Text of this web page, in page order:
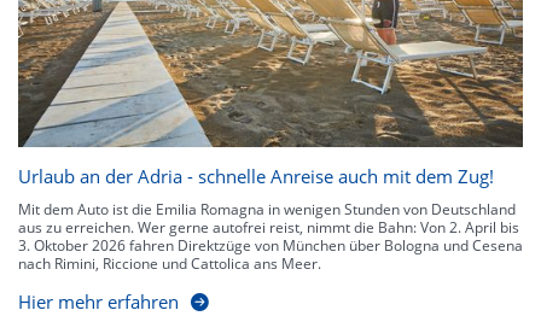
Urlaub an der Adria - schnelle Anreise auch mit dem Zug!
Mit dem Auto ist die Emilia Romagna in wenigen Stunden von Deutschland
aus zu erreichen. Wer gerne autofrei reist, nimmt die Bahn: Von 2. April bis
3. Oktober 2026 fahren Direktzüge von München über Bologna und Cesena
nach Rimini, Riccione und Cattolica ans Meer.
Hier mehr erfahren